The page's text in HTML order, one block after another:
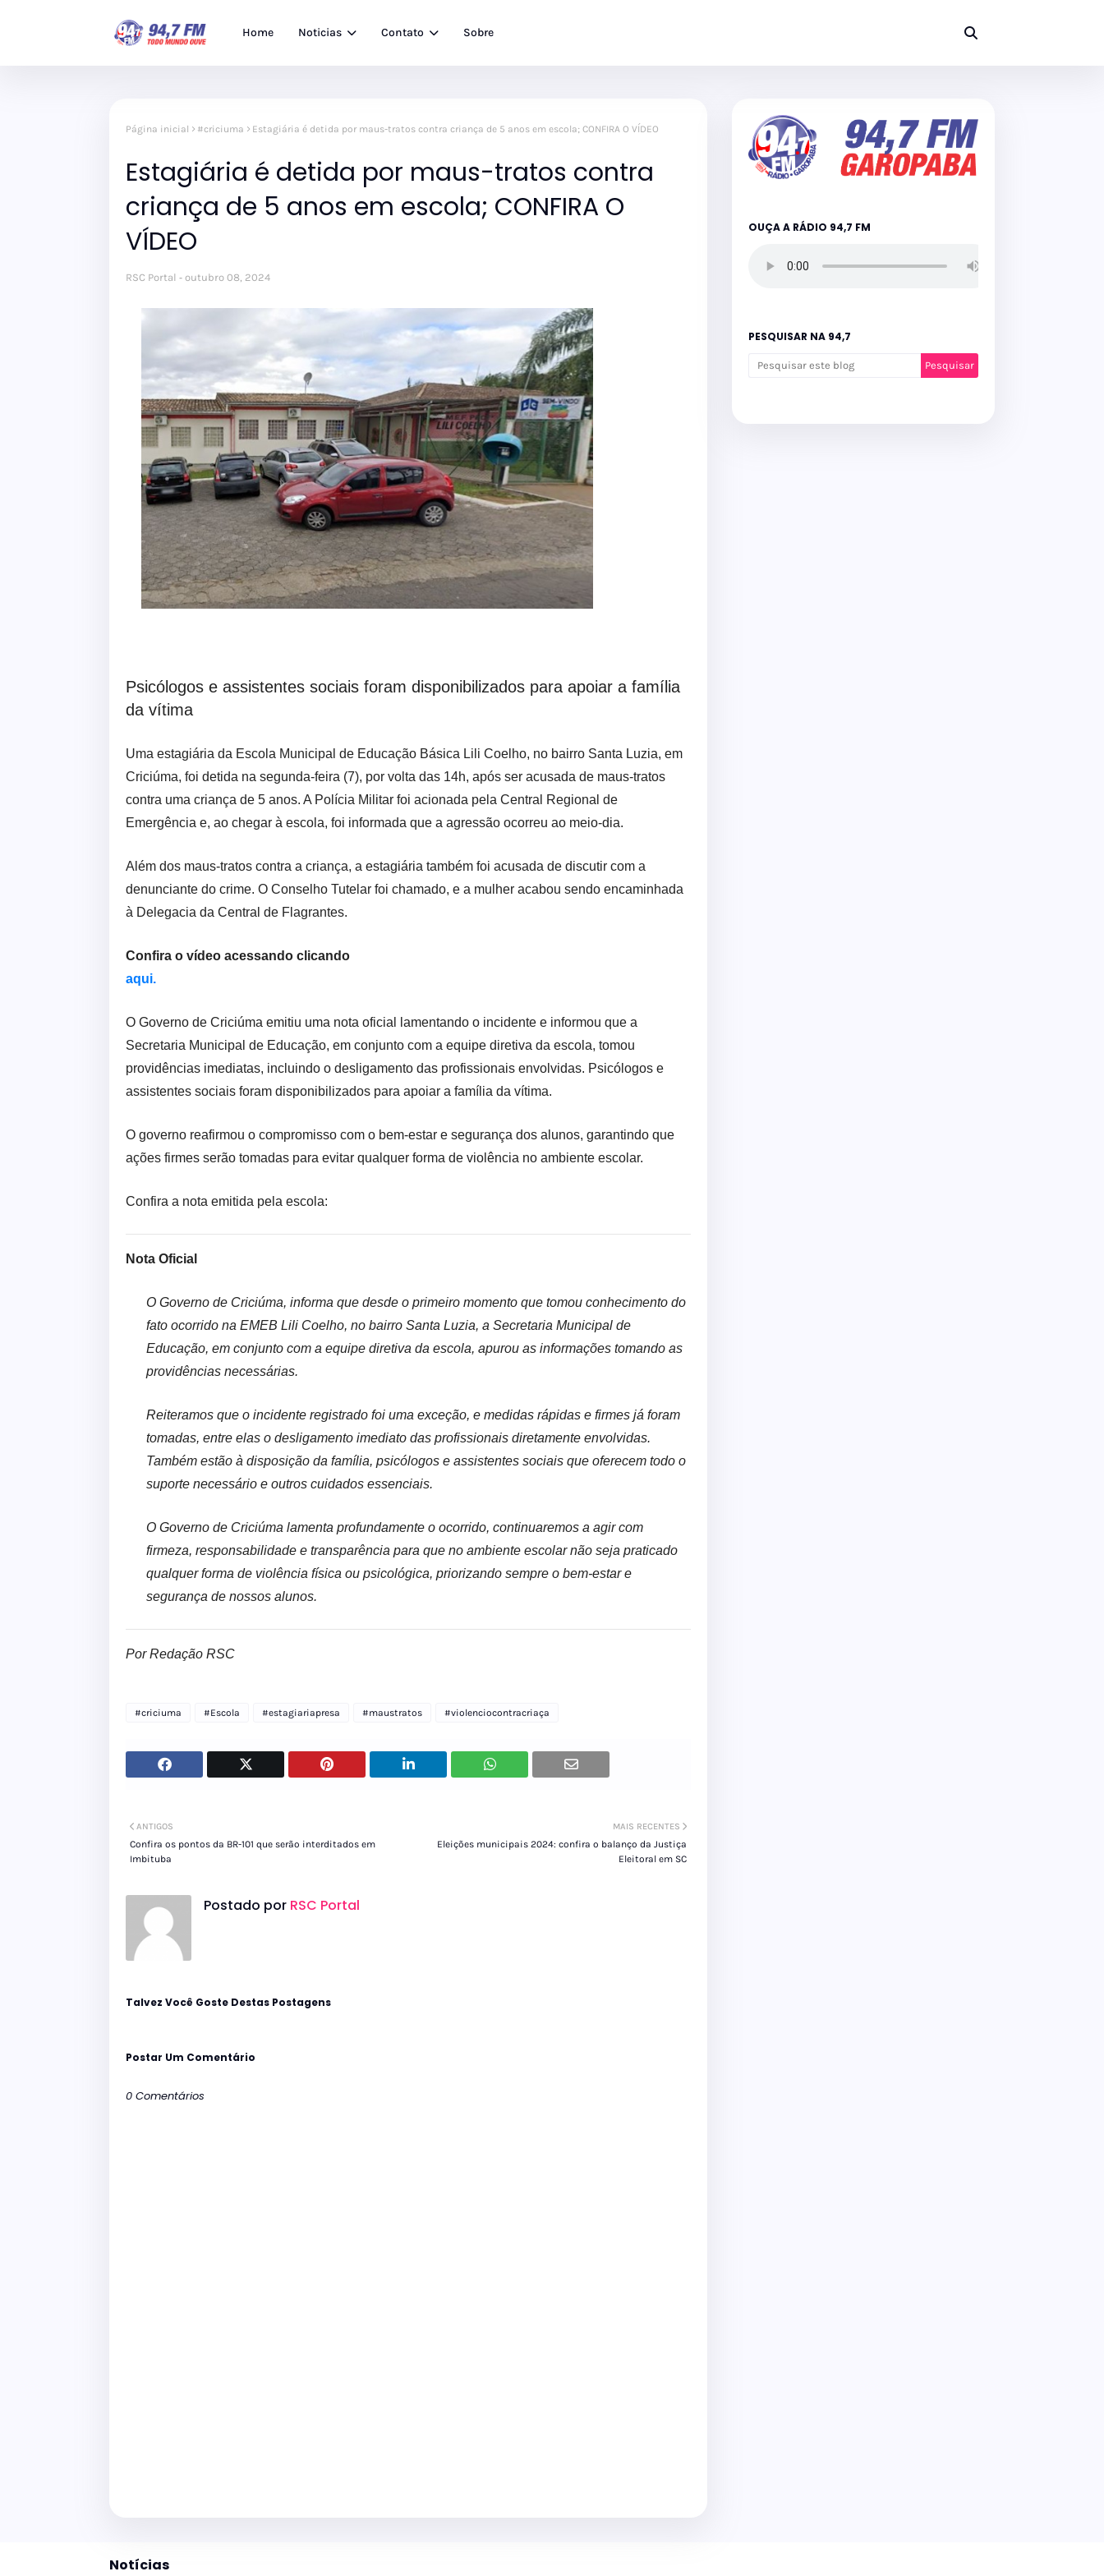
Home Noticias Contato Sobre
Página inicial #criciuma Estagiária é detida por maus-tratos contra criança de 5 anos em escola; CONFIRA O VÍDEO
Estagiária é detida por maus-tratos contra
criança de 5 anos em escola; CONFIRA O
VÍDEO
RSC Portal outubro 08, 2024
Psicólogos e assistentes sociais foram disponibilizados para apoiar a família
da vítima
Uma estagiária da Escola Municipal de Educação Básica Lili Coelho, no bairro Santa Luzia, em
Criciúma, foi detida na segunda-feira (7), por volta das 14h, após ser acusada de maus-tratos
contra uma criança de 5 anos. A Polícia Militar foi acionada pela Central Regional de
Emergência e, ao chegar à escola, foi informada que a agressão ocorreu ao meio-dia.
Além dos maus-tratos contra a criança, a estagiária também foi acusada de discutir com a
denunciante do crime. O Conselho Tutelar foi chamado, e a mulher acabou sendo encaminhada
à Delegacia da Central de Flagrantes.
Confira o vídeo acessando clicando
aqui.
O Governo de Criciúma emitiu uma nota oficial lamentando o incidente e informou que a
Secretaria Municipal de Educação, em conjunto com a equipe diretiva da escola, tomou
providências imediatas, incluindo o desligamento das profissionais envolvidas. Psicólogos e
assistentes sociais foram disponibilizados para apoiar a família da vítima.
O governo reafirmou o compromisso com o bem-estar e segurança dos alunos, garantindo que
ações firmes serão tomadas para evitar qualquer forma de violência no ambiente escolar.
Confira a nota emitida pela escola:
Nota Oficial
O Governo de Criciúma, informa que desde o primeiro momento que tomou conhecimento do
fato ocorrido na EMEB Lili Coelho, no bairro Santa Luzia, a Secretaria Municipal de
Educação, em conjunto com a equipe diretiva da escola, apurou as informações tomando as
providências necessárias.
Reiteramos que o incidente registrado foi uma exceção, e medidas rápidas e firmes já foram
tomadas, entre elas o desligamento imediato das profissionais diretamente envolvidas.
Também estão à disposição da família, psicólogos e assistentes sociais que oferecem todo o
suporte necessário e outros cuidados essenciais.
O Governo de Criciúma lamenta profundamente o ocorrido, continuaremos a agir com
firmeza, responsabilidade e transparência para que no ambiente escolar não seja praticado
qualquer forma de violência física ou psicológica, priorizando sempre o bem-estar e
segurança de nossos alunos.
Por Redação RSC
#criciuma #Escola #estagiariapresa #maustratos #violenciocontracriaça
MAIS RECENTES
Eleições municipais 2024: confira o balanço da Justiça
Eleitoral em SC
ANTIGOS
Confira os pontos da BR-101 que serão interditados em
Imbituba
Postado por RSC Portal
Talvez Você Goste Destas Postagens
Postar Um Comentário
0 Comentários
OUÇA A RÁDIO 94,7 FM
PESQUISAR NA 94,7
Notícias